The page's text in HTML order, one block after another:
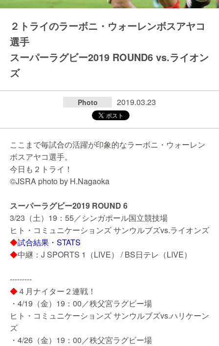
２トライのラーボニ・ウォーレンボスアヤコ
選手
スーパーラグビー2019 ROUND6 vs.ライオン
ズ
Photo 2019.03.23
ここまで毎試合の活躍が印象的なラーボニ・ウォーレン
ボスアヤコ選手。
今日も２トライ！
©JSRA photo by H.Nagaoka
スーパーラグビー2019 ROUND 6
3/23（土）19：55／シンガポール国立競技場
ヒト・コミュニケーションズ サンウルブズvs.ライオンズ
◆試合結果・STATS
◆中継：J SPORTS 1（LIVE） / BS日テレ（LIVE）
---------
◆４月ナイター２連戦！
・4/19（金）19：00／秩父宮ラグビー場
ヒト・コミュニケーションズ サンウルブズvs.ハリケーン
ズ
・4/26（金）19：00／秩父宮ラグビー場